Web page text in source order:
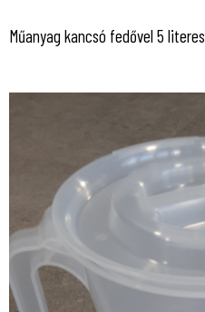
Műanyag kancsó fedővel 5 literes